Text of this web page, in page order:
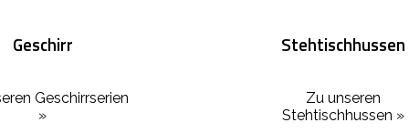
Geschirr
Geschirrserien
»
Stehtischhussen
Zu unseren
Stehtischhussen »